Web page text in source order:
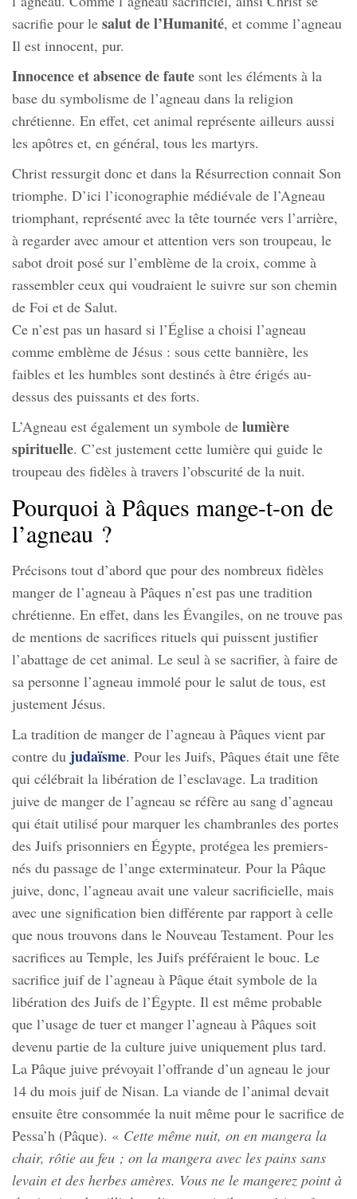
sacrifie pour le salut de l’Humanité, et comme l’agneau
Il est innocent, pur.
Innocence et absence de faute sont les éléments à la
base du symbolisme de l’agneau dans la religion
chrétienne. En effet, cet animal représente ailleurs aussi
les apôtres et, en général, tous les martyrs.
Christ ressurgit donc et dans la Résurrection connait Son
triomphe. D’ici l’iconographie médiévale de l’Agneau
triomphant, représenté avec la tête tournée vers l’arrière,
à regarder avec amour et attention vers son troupeau, le
sabot droit posé sur l’emblème de la croix, comme à
rassembler ceux qui voudraient le suivre sur son chemin
de Foi et de Salut.
Ce n’est pas un hasard si l’Église a choisi l’agneau
comme emblème de Jésus : sous cette bannière, les
faibles et les humbles sont destinés à être érigés au-
dessus des puissants et des forts.
L’Agneau est également un symbole de lumière
spirituelle. C’est justement cette lumière qui guide le
troupeau des fidèles à travers l’obscurité de la nuit.
Pourquoi à Pâques mange-t-on de
l’agneau ?
Précisons tout d’abord que pour des nombreux fidèles
manger de l’agneau à Pâques n’est pas une tradition
chrétienne. En effet, dans les Évangiles, on ne trouve pas
de mentions de sacrifices rituels qui puissent justifier
l’abattage de cet animal. Le seul à se sacrifier, à faire de
sa personne l’agneau immolé pour le salut de tous, est
justement Jésus.
La tradition de manger de l’agneau à Pâques vient par
contre du judaïsme. Pour les Juifs, Pâques était une fête
qui célébrait la libération de l’esclavage. La tradition
juive de manger de l’agneau se réfère au sang d’agneau
qui était utilisé pour marquer les chambranles des portes
des Juifs prisonniers en Égypte, protégea les premiers-
nés du passage de l’ange exterminateur. Pour la Pâque
juive, donc, l’agneau avait une valeur sacrificielle, mais
avec une signification bien différente par rapport à celle
que nous trouvons dans le Nouveau Testament. Pour les
sacrifices au Temple, les Juifs préféraient le bouc. Le
sacrifice juif de l’agneau à Pâque était symbole de la
libération des Juifs de l’Égypte. Il est même probable
que l’usage de tuer et manger l’agneau à Pâques soit
devenu partie de la culture juive uniquement plus tard.
La Pâque juive prévoyait l’offrande d’un agneau le jour
14 du mois juif de Nisan. La viande de l’animal devait
ensuite être consommée la nuit même pour le sacrifice de
Pessa’h (Pâque). « Cette même nuit, on en mangera la
chair, rôtie au feu ; on la mangera avec les pains sans
levain et des herbes amères. Vous ne le mangerez point à